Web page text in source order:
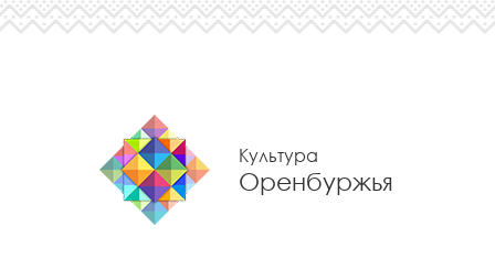
Культура
Оренбуржья